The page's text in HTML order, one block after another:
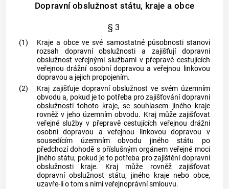
Dopravní obslužnost státu, kraje a obce
§ 3
(1) Kraje aobce ve své samostatné působnosti stanoví
rozsah dopravní obslužnosti a zajišťují dopravní
obslužnost veřejnými službami v přepravě cestujících
veřejnou drážní osobní dopravou a veřejnou linkovou
dopravou a jejich propojením.
(2)
Kraj zajišťuje dopravní obslužnost ve svém územním
obvodu a, pokud je to potřeba pro zajišťovánídopravní
obslužnostitohoto kraje, se souhlasem jiného kraje
rovněž v jeho územním obvodu. Kraj může zajišťovat
veřejné služby v přepravě cestujících veřejnou drážní
osobní dopravou a veřejnou linkovou dopravou v
sousedícím územním obvodu jiného státu po
předchozí dohodě s příslušným orgánem veřejné moci
jiného státu, pokud je to potřeba pro zajištěnídopravní
obslužnostikraje. Kraj může rovněž zajišťovat
dopravní obslužnost státu, jiného kraje nebo obce,
uzavře-li o tom s nimi veřejnoprávní smlouvu.